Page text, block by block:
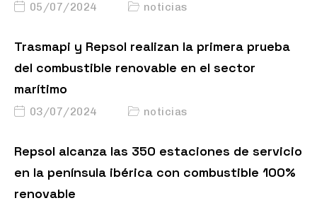
05/07/2024 noticias
Trasmapi y Repsol realizan la primera prueba
del combustible renovable en el sector
marítimo
03/07/2024 noticias
Repsol alcanza las 350 estaciones de servicio
en la península ibérica con combustible 100%
renovable